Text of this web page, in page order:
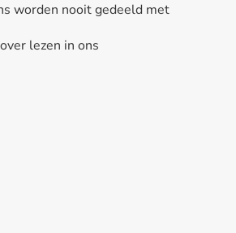
worden nooit gedeeld met
lezen in ons